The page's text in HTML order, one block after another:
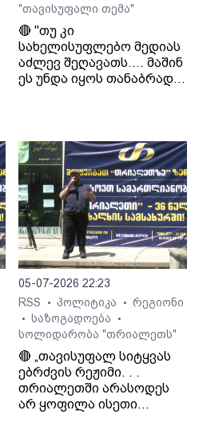
"თავისუფალი თემა"
🔴 "თუ კი
სახელისუფლებო მედიას
აძლევ შეღავათს.... მაშინ
ეს უნდა იყოს თანაბრად
05-07-2026 22:23
RSS
• პოლიტიკა • რეგიონი
• საზოგადოება •
სოლიდარობა "თრიალეთს"
🔴 „თავისუფალ სიტყვას
ებრძვის რეჟიმი. . .
თრიალეთში არასოდეს
არ ყოფილა ისეთი